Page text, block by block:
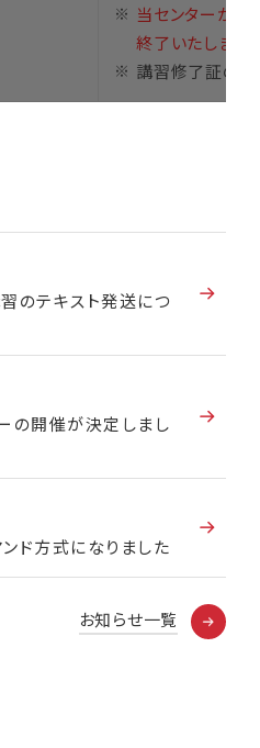
当センターが実
終了いたしまし
講習修了証の再
のテキスト発送につ
の開催が決定しまし
ド方式になりました
お知らせ一覧